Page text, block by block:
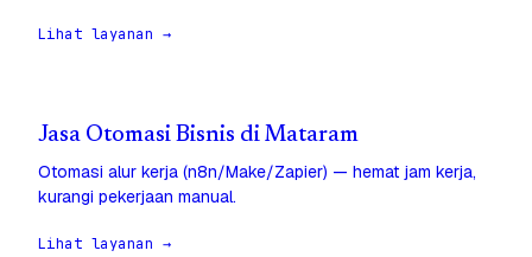
Lihat layanan →
Jasa Otomasi Bisnis di Mataram
Otomasi alur kerja (n8n/Make/Zapier) — hemat jam kerja,
kurangi pekerjaan manual.
Lihat layanan →